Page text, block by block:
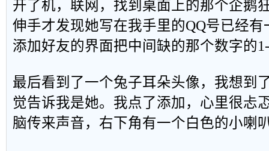
开了机，联网，找到桌面上的那个企鹅
伸手才发现她写在我手里的QQ号已经
添加好友的界面把中间缺的那个数字的
最后看到了一个兔子耳朵头像，我想到
觉告诉我是她。我点了添加，心里很忐
脑传来声音，右下角有一个白色的小喇